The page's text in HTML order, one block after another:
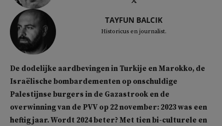
TAYFUN BALCIK
Historicus en journalist.
De dodelijke aardbevingen in Turkije en Marokko, de
Israëlische bombardementen op onschuldige
Palestijnse burgers in de Gazastrook en de
overwinning van de PVV op 22 november: 2023 was een
heftig jaar. Wordt 2024 beter? Met tien bi-culturele en